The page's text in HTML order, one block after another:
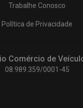
Trabalhe Conosco
Política de Privacidade
Comércio de
08.989.359/0001-45